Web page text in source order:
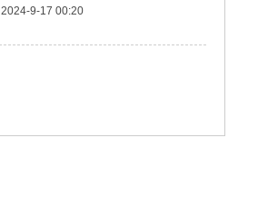
2024-9-17 00:20